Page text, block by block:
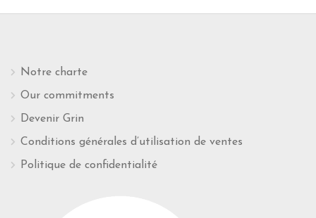
Notre charte
Our commitments
Devenir Grin
Conditions générales d’utilisation de ventes
Politique de confidentialité